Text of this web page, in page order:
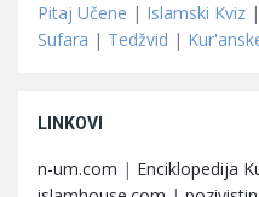
Pitaj Učene | Islamski Kviz |
Sufara | Tedžvid |
LINKOVI
n-um.com | Enciklopedija